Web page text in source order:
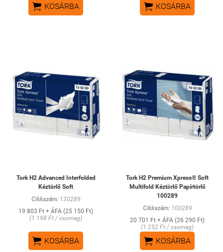
 KOSÁRBA  KOSÁRBA
Tork H2 Advanced Interfolded
Kéztörlő Soft
Cikkszám:130289
19 803 Ft + ÁFA (25 150 Ft)
(1 198 Ft / csomag)
 KOSÁRBA
Tork H2 Premium Xpress® Soft
Multifold Kéztörlő Papírtörlő
100289
Cikkszám:100289
20 701 Ft + ÁFA (26 290 Ft)
(1 252 Ft / csomag)
 KOSÁRBA